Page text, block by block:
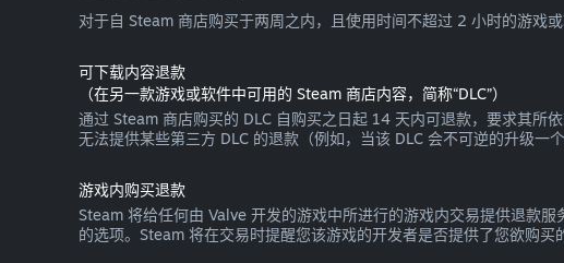
对于自 Steam 商店购买于两周之内，且使用时间不超过 2 小时的游戏
可下载内容退款
（在另一款游戏或软件中可用的 Steam 商店内容，简称“DLC”）
通过 Steam 商店购买的 DLC 自购买之日起 14 天内可退款，要求其所
无法提供某些第三方 DLC 的退款（例如，当该 DLC 会不可逆的升级一
游戏内购买退款
Steam 将给任何由 Valve 开发的游戏中所进行的游戏内交易提供退款
的选项。Steam 将在交易时提醒您该游戏的开发者是否提供了您欲购